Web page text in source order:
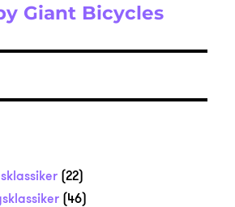
Giant Bicycles
(22)
(46)